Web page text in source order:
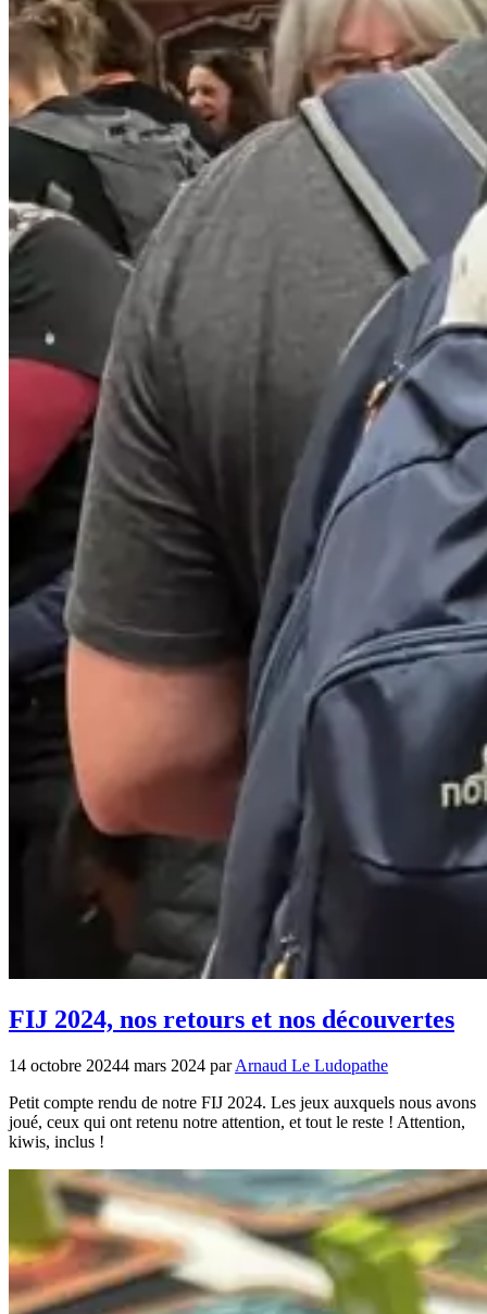
FIJ 2024, nos retours et nos découvertes
14 octobre 20244 mars 2024 parArnaud Le Ludopathe
Petit compte rendu de notre FIJ 2024. Les jeux auxquels nous avons
joué, ceux qui ont retenu notre attention, et tout le reste ! Attention,
kiwis, inclus !